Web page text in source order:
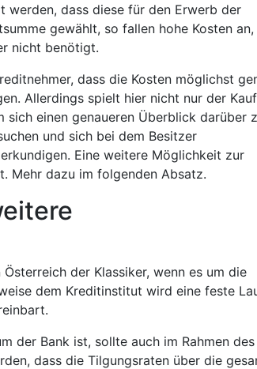
werden, dass diese für den Erwerb der
gewählt, so fallen hohe Kosten an,
nicht benötigt.
dass die Kosten möglichst
Allerdings spielt hier nicht nur der
sich einen genaueren Überblick darüber
und sich bei dem Besitzer
Eine weitere Möglichkeit zur
Mehr dazu im folgenden Absatz.
der Klassiker, wenn es um die
dem Kreditinstitut wird eine feste
der Bank ist, sollte auch im Rahmen des
dass die Tilgungsraten über die